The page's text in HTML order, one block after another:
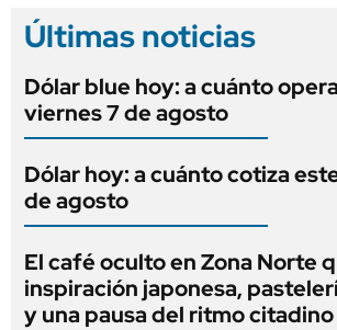
Últimas noticias
Dólar blue hoy: a cuánto
viernes 7 de agosto
Dólar hoy: a cuánto cotiza
de agosto
El café oculto en Zona Norte
inspiración japonesa,
y una pausa del ritmo citadino